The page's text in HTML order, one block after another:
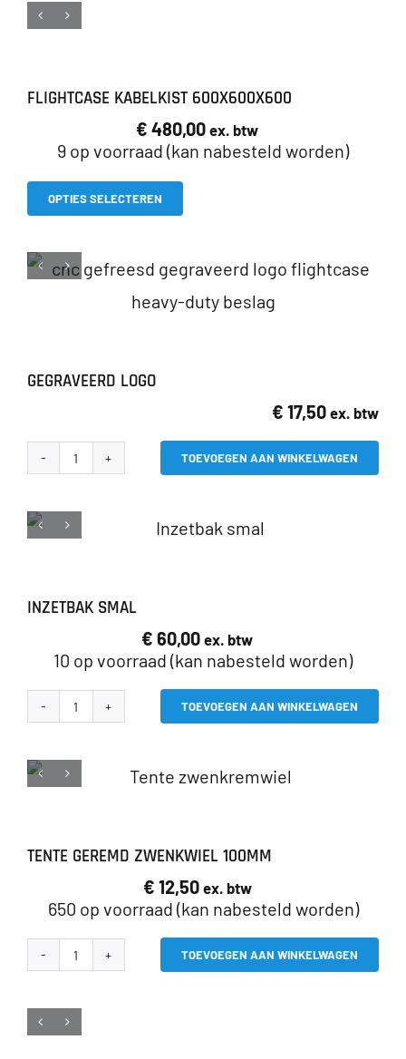
FLIGHTCASE KABELKIST 600X600X600
€ 480,00 ex. btw
9 op voorraad (kan nabesteld worden)
OPTIES SELECTEREN
meerdere
gekozen
op
GEGRAVEERD LOGO
€ 17,50 ex. btw
Gegraveerd
aantal
TOEVOEGEN AAN WINKELWAGEN
INZETBAK SMAL
€ 60,00 ex. btw
10 op voorraad (kan nabesteld worden)
Inzetbak
aantal
TOEVOEGEN AAN WINKELWAGEN
TENTE GEREMD ZWENKWIEL 100MM
€ 12,50 ex. btw
650 op voorraad (kan nabesteld worden)
Tente
zwenkwiel
100mm
TOEVOEGEN AAN WINKELWAGEN